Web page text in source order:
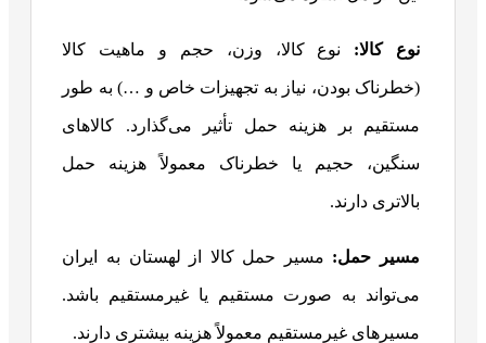
نوع کالا: نوع کالا، وزن، حجم و ماهیت کالا
(خطرناک بودن، نیاز به تجهیزات خاص و …) به طور
مستقیم بر هزینه حمل تأثیر می‌گذارد. کالاهای
سنگین، حجیم یا خطرناک معمولاً هزینه حمل
بالاتری دارند.
مسیر حمل: مسیر حمل کالا از لهستان به ایران
می‌تواند به صورت مستقیم یا غیرمستقیم باشد.
مسیرهای غیرمستقیم معمولاً هزینه بیشتری دارند.